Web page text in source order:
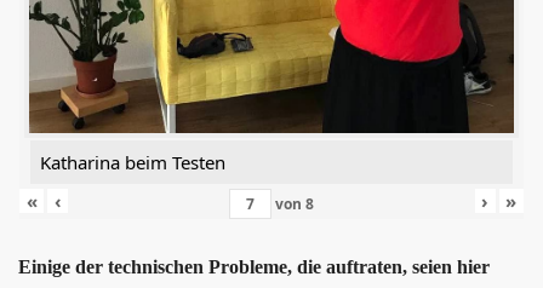
Katharina beim Testen
«
‹ von 8 › »
Einige der technischen Probleme, die auftraten, seien hier